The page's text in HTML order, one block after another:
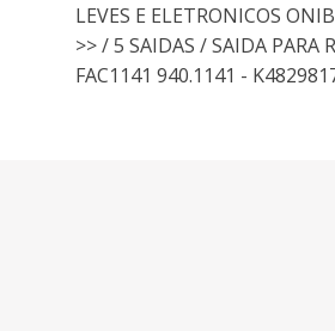
LEVES E ELETRONICOS
>> / 5 SAIDAS / SAIDA PARA
FAC1141 940.1141 -